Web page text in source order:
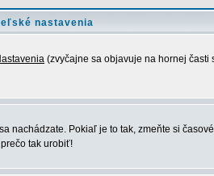
nastavenia
(zvyčajne sa objavuje na hornej časti
nachádzate. Pokiaľ je to tak, zmeňte si
tak urobiť!